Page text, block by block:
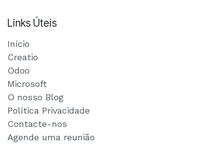
Links Úteis
Início
Creatio
Odoo
Microsoft
O nosso Blog
Política Privacidade
Contacte-nos
Agende uma reunião